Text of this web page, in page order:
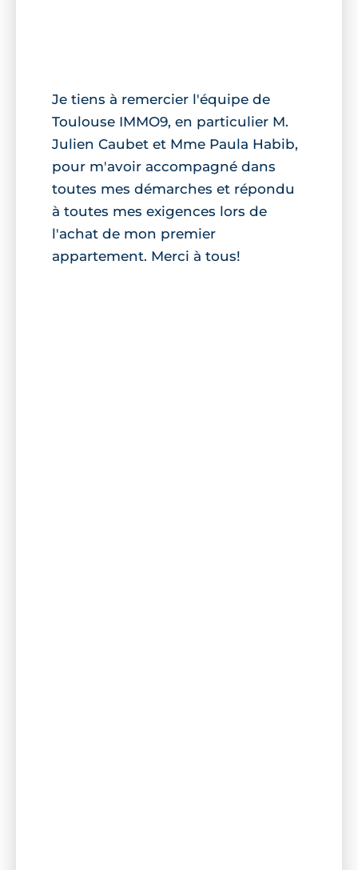
Je tiens à remercier l'équipe de
Toulouse IMMO9, en particulier M.
Julien Caubet et Mme Paula Habib,
pour m'avoir accompagné dans
toutes mes démarches et répondu
à toutes mes exigences lors de
l'achat de mon premier
appartement. Merci à tous!